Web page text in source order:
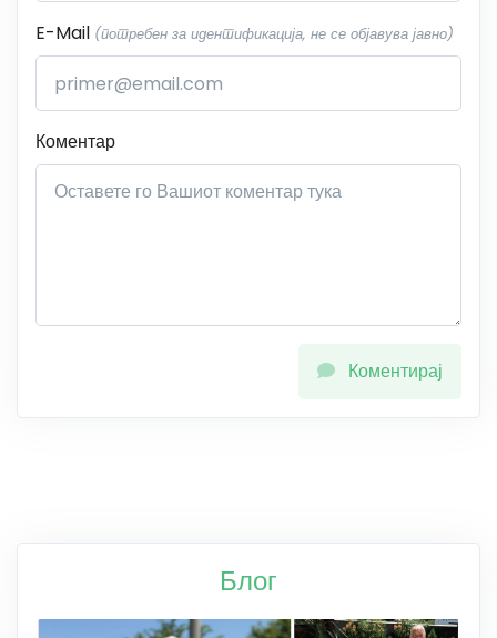
E-Mail (потребен за идентификација, не се објавува јавно)
Коментар
Коментирај
Блог